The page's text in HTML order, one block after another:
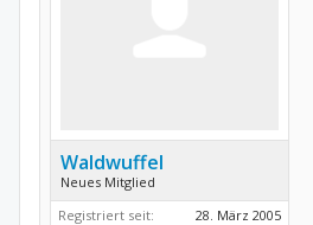
Waldwuffel
Neues Mitglied
Registriert seit:
28. März 2005